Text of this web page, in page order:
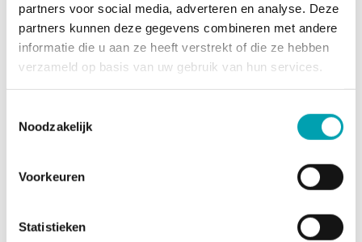
partners voor social media, adverteren en analyse. Deze
partners kunnen deze gegevens combineren met andere
informatie die u aan ze heeft verstrekt of die ze hebben
verzameld op basis van uw gebruik van hun services.
Noodzakelijk
Voorkeuren
Statistieken
UniKidz werkt harmonieus samen met onze actieve
oudercommissie. De oudercommissie behartigt de
belangen van alle ouders van UniKidz. Alle vragen,
is om zo de ouders een heldere stem te geven in de
opvangomgeving van hun kind(eren) en om met elkaar
geven. Heb je vragen, suggesties, ideeën of opmerkingen?
sturen naar